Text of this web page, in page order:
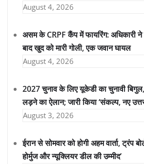
August 4, 2026
असम के CRPF कैंप में फायरिंग: अधिकारी ने
बाद खुद को मारी गोली, एक जवान घायल
August 4, 2026
2027 चुनाव के लिए यूकेडी का चुनावी
लड़ने का ऐलान; जारी किया ‘संकल्प, नए
August 3, 2026
ईरान से सोमवार को होगी अहम वार्ता, ट्रंप
होर्मुज और न्यूक्लियर डील की उम्मीद’